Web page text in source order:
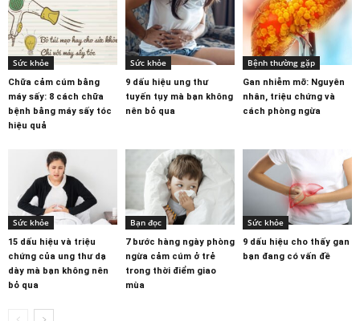
Sức khỏe
Chữa cảm cúm bằng
máy sấy: 8 cách chữa
bệnh bằng máy sấy tóc
hiệu quả
Sức khỏe
9 dấu hiệu ung thư
tuyến tụy mà bạn không
nên bỏ qua
Bệnh thường gặp
Gan nhiễm mỡ: Nguyên
nhân, triệu chứng và
cách phòng ngừa
Sức khỏe
15 dấu hiệu và triệu
chứng của ung thư dạ
dày mà bạn không nên
bỏ qua
Bạn đọc
7 bước hàng ngày phòng
ngừa cảm cúm ở trẻ
trong thời điểm giao
mùa
Sức khỏe
9 dấu hiệu cho thấy gan
bạn đang có vấn đề